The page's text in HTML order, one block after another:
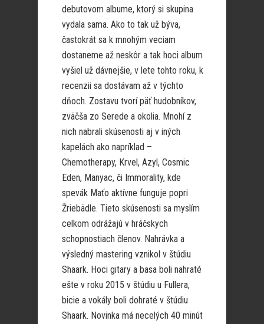
debutovom albume, ktorý si skupina
vydala sama. Ako to tak už býva,
častokrát sa k mnohým veciam
dostaneme až neskôr a tak hoci album
vyšiel už dávnejšie, v lete tohto roku, k
recenzii sa dostávam až v týchto
dňoch. Zostavu tvorí päť hudobníkov,
zväčša zo Serede a okolia. Mnohí z
nich nabrali skúsenosti aj v iných
kapelách ako napríklad –
Chemotherapy, Krvel, Azyl, Cosmic
Eden, Manyac, či Immorality, kde
spevák Maťo aktívne funguje popri
Žriebädle. Tieto skúsenosti sa myslím
celkom odrážajú v hráčskych
schopnostiach členov. Nahrávka a
výsledný mastering vznikol v štúdiu
Shaark. Hoci gitary a basa boli nahraté
ešte v roku 2015 v štúdiu u Fullera,
bicie a vokály boli dohraté v štúdiu
Shaark. Novinka má necelých 40 minút